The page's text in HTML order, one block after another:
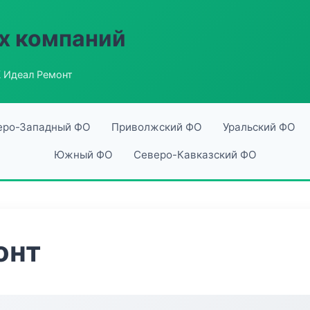
компаний
Ремонт
Западный ФО Приволжский ФО Уральский ФО
Южный ФО Северо-Кавказский ФО